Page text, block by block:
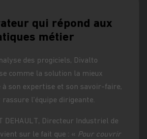
qui répond aux
métier
des progiciels, Divalto
comme la solution la mieux
à son expertise et son savoir-faire,
l’équipe dirigeante.
DEHAULT, Directeur Industriel de
sur le fait que : « Pour couvrir